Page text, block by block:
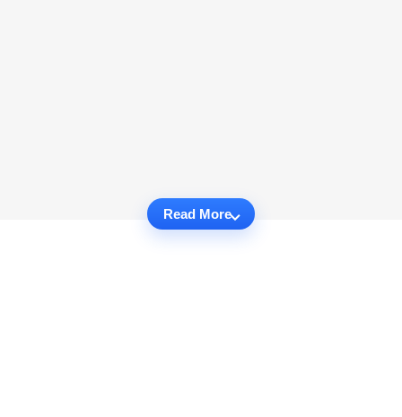
Read More